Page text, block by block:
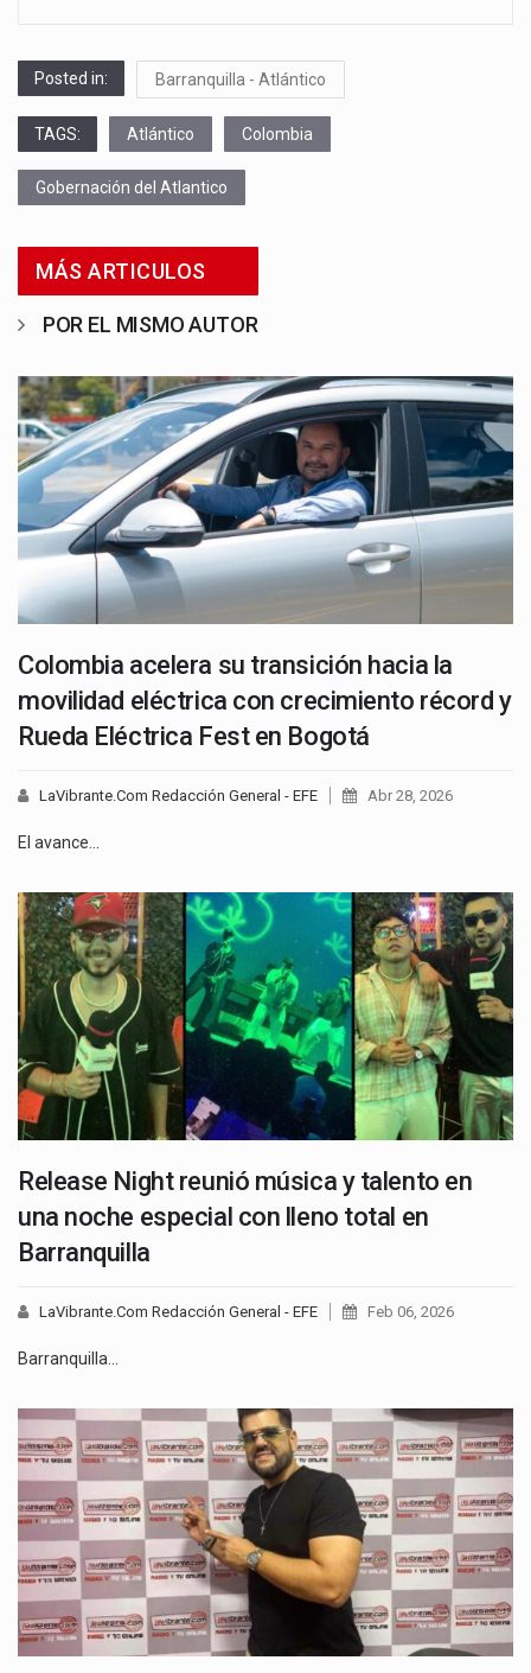
Posted in: Barranquilla - Atlántico
TAGS: Atlántico Colombia
Gobernación del Atlantico
MÁS ARTICULOS
POR EL MISMO AUTOR
Colombia acelera su transición hacia la
movilidad eléctrica con crecimiento récord y
Rueda Eléctrica Fest en Bogotá
LaVibrante.Com Redacción General - EFE Abr 28, 2026
El avance…
Release Night reunió música y talento en
una noche especial con lleno total en
Barranquilla
LaVibrante.Com Redacción General - EFE Feb 06, 2026
Barranquilla…